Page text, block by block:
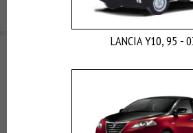
LANCIA Y10, 95 -